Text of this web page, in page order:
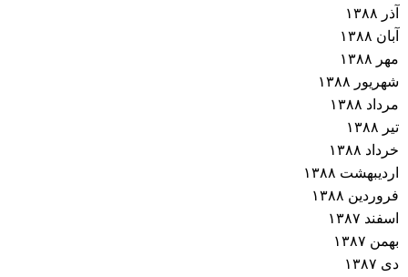
آذر ۱۳۸۸
آبان ۱۳۸۸
مهر ۱۳۸۸
شهریور ۱۳۸۸
مرداد ۱۳۸۸
تیر ۱۳۸۸
خرداد ۱۳۸۸
اردیبهشت ۱۳۸۸
فروردین ۱۳۸۸
اسفند ۱۳۸۷
بهمن ۱۳۸۷
دی ۱۳۸۷